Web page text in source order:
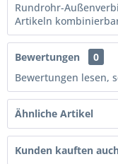
Rundrohr-
Artikeln
Bewertungen
0
Bewertungen lesen,
Ähnliche Artikel
Kunden kauften